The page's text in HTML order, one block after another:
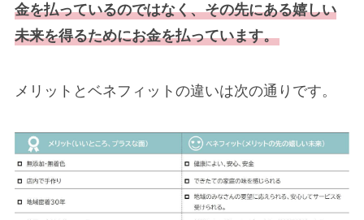
金を払っているのではなく、その先にある嬉しい
未来を得るためにお金を払っています。
メリットとベネフィットの違いは次の通りです。